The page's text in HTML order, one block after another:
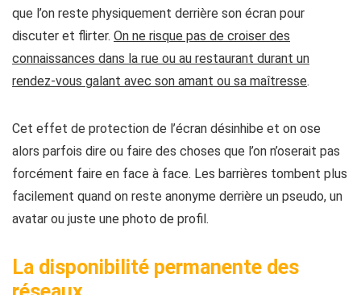
que l’on reste physiquement derrière son écran pour
discuter et flirter. On ne risque pas de croiser des
connaissances dans la rue ou au restaurant durant un
rendez-vous galant avec son amant ou sa maîtresse.
Cet effet de protection de l’écran désinhibe et on ose
alors parfois dire ou faire des choses que l’on n’oserait pas
forcément faire en face à face. Les barrières tombent plus
facilement quand on reste anonyme derrière un pseudo, un
avatar ou juste une photo de profil.
La disponibilité permanente des